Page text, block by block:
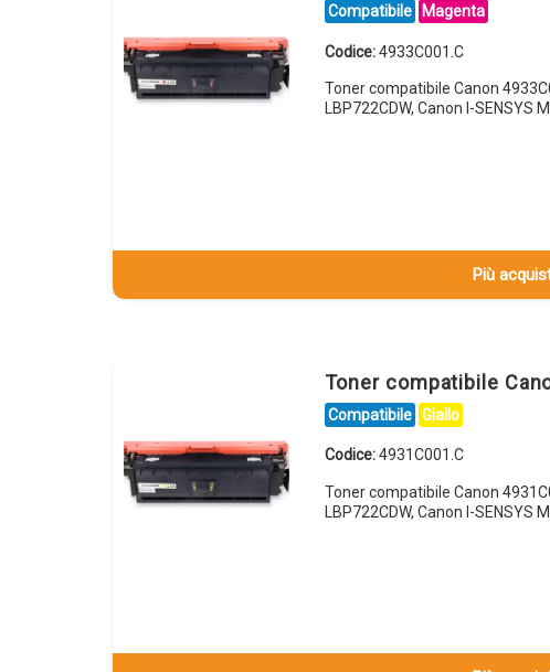
Compatibile Magenta
Codice:4933C001.C
Toner compatibile Canon
LBP722CDW, Canon I-SENSYS
Più
Toner compatibile
Compatibile Giallo
Codice:4931C001.C
Toner compatibile Canon
LBP722CDW, Canon I-SENSYS